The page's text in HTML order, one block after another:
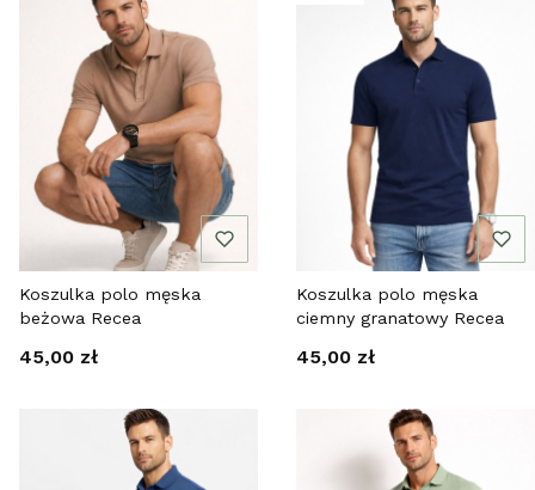
Koszulka polo męska
beżowa Recea
Cena
45,00 zł
Koszulka polo męska
ciemny granatowy Recea
Cena
45,00 zł